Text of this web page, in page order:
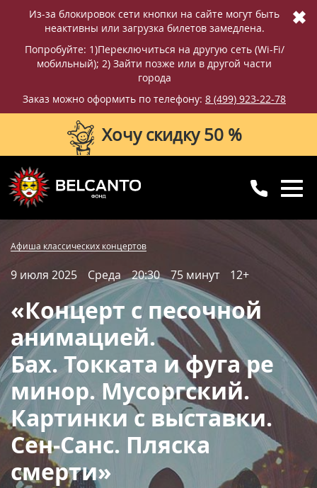
Из-за блокировок сети кнопки на сайте могут быть
неактивны или загрузка билетов замедлена.
Попробуйте: 1)Переключиться на другую сеть (Wi-Fi/
мобильный); 2) Зайти позже или в другой части
города
Заказ можно оформить по телефону: 8 (499) 923-22-78
✖
Хочу скидку 50 %
с 10:00 до 20:00
Вопросы и ответы Схема зала
Правила покупки билетов
Афиша классических концертов
9 июля 2025 Среда 20:30 75 минут 12+
«Концерт с песочной
анимацией.
Бах. Токката и фуга ре
минор. Мусоргский.
Картинки с выставки.
Сен‑Санс. Пляска
смерти»